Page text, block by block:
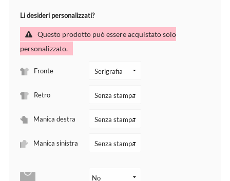
Li desideri personalizzati?
Questo prodotto può essere acquistato solo
personalizzato.
Fronte
Retro
Manica destra
Manica sinistra